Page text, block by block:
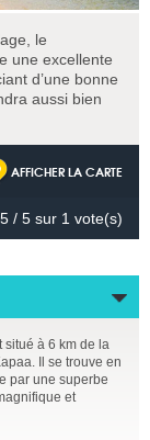
le
une excellente
d’une bonne
aussi bien
AFFICHER LA CARTE
5 / 5 sur 1 vote(s)
situé à 6 km de la
Il se trouve en
par une superbe
et